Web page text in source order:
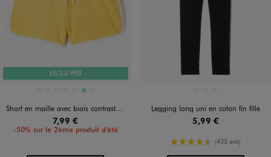
EXCLU WEB
Disponible en 7 coloris
JAUNE STANDARD
NOIR STANDARD
ROSE STANDARD
TURQUOISE
Short en maille avec biais contrastants fille
7,99 €
-50% sur le 2ème produit d'été
Legging long uni en coton fin fille
5,99 €
4.5/5 de moyenne
(433 avis)